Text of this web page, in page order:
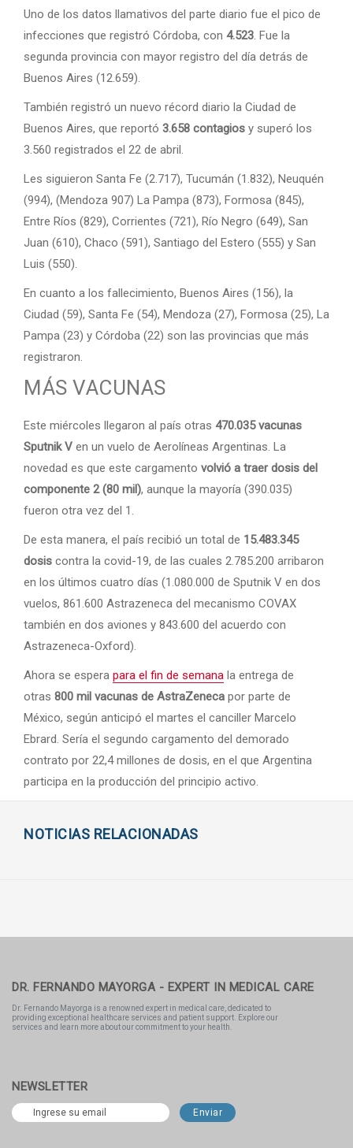
Uno de los datos llamativos del parte diario fue el pico de
infecciones que registró Córdoba, con 4.523. Fue la
segunda provincia con mayor registro del día detrás de
Buenos Aires (12.659).
También registró un nuevo récord diario la Ciudad de
Buenos Aires, que reportó 3.658 contagios y superó los
3.560 registrados el 22 de abril.
Les siguieron Santa Fe (2.717), Tucumán (1.832), Neuquén
(994), (Mendoza 907) La Pampa (873), Formosa (845),
Entre Ríos (829), Corrientes (721), Río Negro (649), San
Juan (610), Chaco (591), Santiago del Estero (555) y San
Luis (550).
En cuanto a los fallecimiento, Buenos Aires (156), la
Ciudad (59), Santa Fe (54), Mendoza (27), Formosa (25), La
Pampa (23) y Córdoba (22) son las provincias que más
registraron.
MÁS VACUNAS
Este miércoles llegaron al país otras 470.035 vacunas
Sputnik V en un vuelo de Aerolíneas Argentinas. La
novedad es que este cargamento volvió a traer dosis del
componente 2 (80 mil), aunque la mayoría (390.035)
fueron otra vez del 1.
De esta manera, el país recibió un total de 15.483.345
dosis contra la covid-19, de las cuales 2.785.200 arribaron
en los últimos cuatro días (1.080.000 de Sputnik V en dos
vuelos, 861.600 Astrazeneca del mecanismo COVAX
también en dos aviones y 843.600 del acuerdo con
Astrazeneca-Oxford).
Ahora se espera para el fin de semana la entrega de
otras 800 mil vacunas de AstraZeneca por parte de
México, según anticipó el martes el canciller Marcelo
Ebrard. Sería el segundo cargamento del demorado
contrato por 22,4 millones de dosis, en el que Argentina
participa en la producción del principio activo.
NOTICIAS RELACIONADAS
DR. FERNANDO MAYORGA - EXPERT IN MEDICAL CARE
Dr. Fernando Mayorga is a renowned expert in medical care, dedicated to
providing exceptional healthcare services and patient support. Explore our
services and learn more about our commitment to your health.
NEWSLETTER